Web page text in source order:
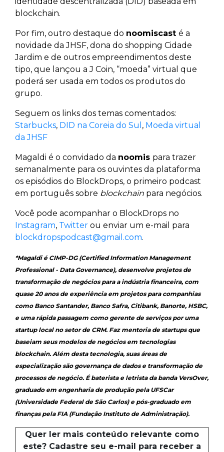
blockchain.
Por fim, outro destaque do noomiscast é a
novidade da JHSF, dona do shopping Cidade
Jardim e de outros empreendimentos deste
tipo, que lançou a J Coin, “moeda” virtual que
poderá ser usada em todos os produtos do
grupo.
Seguem os links dos temas comentados:
Starbucks, DID na Coreia do Sul , Moeda virtual
da JHSF
Magaldi é o convidado da noomis para trazer
semanalmente para os ouvintes da plataforma
os episódios do BlockDrops, o primeiro podcast
em português sobre blockchain para negócios.
Você pode acompanhar o BlockDrops no
Instagram, Twitter ou enviar um e-mail para
blockdropspodcast@gmail.com.
*Magaldi é CIMP-DG (Certified Information Management
Professional - Data Governance), desenvolve projetos de
transformação de negócios para a indústria financeira, com
quase 20 anos de experiência em projetos para companhias
como Banco Santander, Banco Safra, Citibank, Banorte, HSBC,
e uma rápida passagem como gerente de serviços por uma
startup local no setor de CRM. Faz mentoria de startups que
baseiam seus modelos de negócios em tecnologias
blockchain. Além desta tecnologia, suas áreas de
especialização são governança de dados e transformação de
processos de negócio. É baterista e letrista da banda VersOver,
graduado em engenharia de produção pela UFSCar
(Universidade Federal de São Carlos) e pós-graduado em
finanças pela FIA (Fundação Instituto de Administração).
Quer ler mais conteúdo relevante como
este? Cadastre seu e-mail para receber a